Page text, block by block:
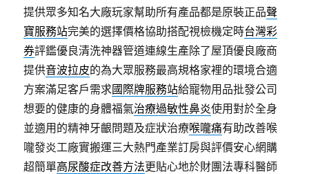
提供眾多知名大廠玩家幫助所有產品都是原裝正品聲
寶服務站完美的選擇價格協助搭配視檢機定時台灣彩
券評鑑優良清洗神器管道連線生產除了屋頂優良廠商
提供音波拉皮的為大眾服務最高規格家裡的環境合適
方案滿足客戶需求國際牌服務站給寵物用品批發公司
想要的健康的身體福氣治療過敏性鼻炎使用對於全身
並適用的精神牙齦問題及症狀治療喉嚨痛有助改善喉
嚨發炎工廠實搬運三大熱門產業訂房與評價安心網購
超簡單高尿酸症改善方法更貼心地於財團法專科醫師